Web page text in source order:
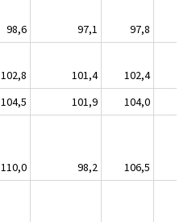
98,6 97,1
97,8
102,8 101,4
102,4
104,5 101,9
104,0
110,0 98,2
106,5